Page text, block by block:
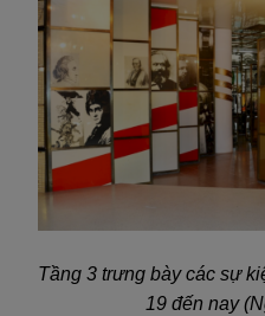
Tầng 3 trưng bày các sự
19 đến nay